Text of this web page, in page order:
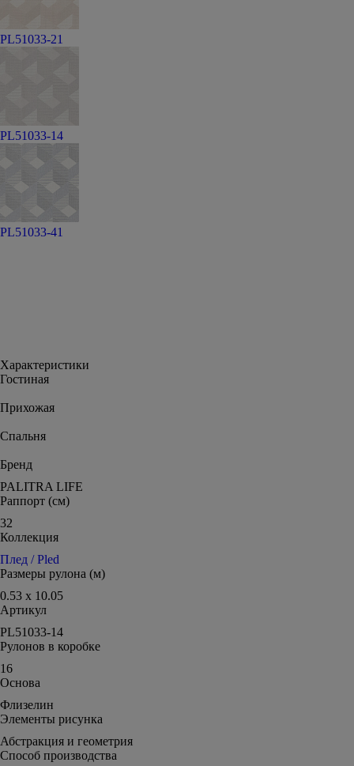
PL51033-21
PL51033-14
PL51033-41
Характеристики
Гостиная
Прихожая
Спальня
Бренд
PALITRA LIFE
Раппорт (см)
32
Коллекция
Плед / Pled
Размеры рулона (м)
0.53 x 10.05
Артикул
PL51033-14
Рулонов в коробке
16
Основа
Флизелин
Элементы рисунка
Абстракция и геометрия
Способ производства